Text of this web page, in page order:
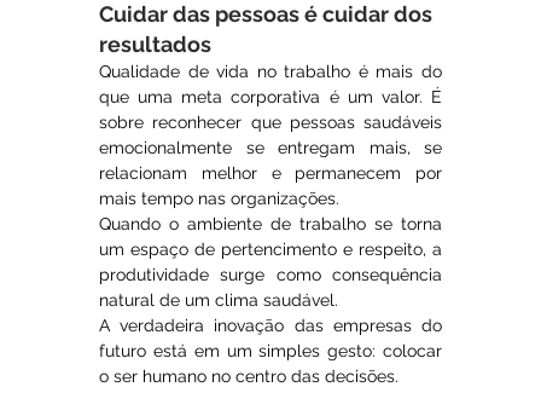
Cuidar das pessoas é cuidar dos
resultados
Qualidade de vida no trabalho é mais do
que uma meta corporativa é um valor. É
sobre reconhecer que pessoas saudáveis
emocionalmente se entregam mais, se
relacionam melhor e permanecem por
mais tempo nas organizações.
Quando o ambiente de trabalho se torna
um espaço de pertencimento e respeito, a
produtividade surge como consequência
natural de um clima saudável.
A verdadeira inovação das empresas do
futuro está em um simples gesto: colocar
o ser humano no centro das decisões.